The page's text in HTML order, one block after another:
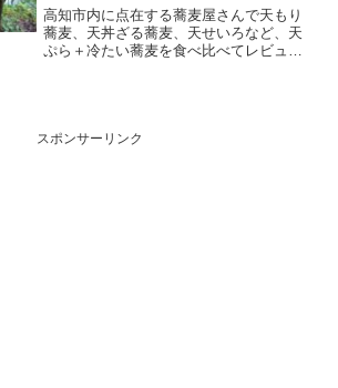
べたので纏めてみました
高知市内に点在する蕎麦屋さんで天もり
蕎麦、天丼ざる蕎麦、天せいろなど、天
ぷら＋冷たい蕎麦を食べ比べてレビュー
スポンサーリンク